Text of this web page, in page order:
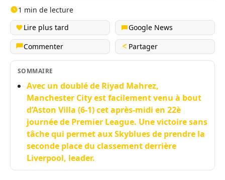
1 min de lecture
Lire plus tard
Google News
Commenter
Partager
SOMMAIRE
Avec un doublé de Riyad Mahrez,
Manchester City est facilement venu à bout
d’Aston Villa (6-1) cet après-midi en 22è
journée de Premier League. Une victoire sans
tâche qui permet aux Skyblues de prendre la
seconde place du classement derrière
Liverpool, leader.